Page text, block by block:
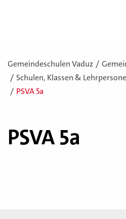
Gemeindeschulen Vaduz
Schulen, Klassen &
PSVA 5a
PSVA 5a